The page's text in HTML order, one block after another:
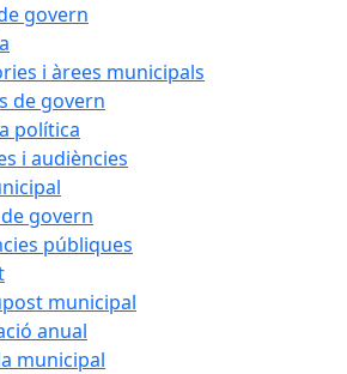
govern
i àrees municipals
de govern
política
i audiències
govern
públiques
municipal
anual
municipal